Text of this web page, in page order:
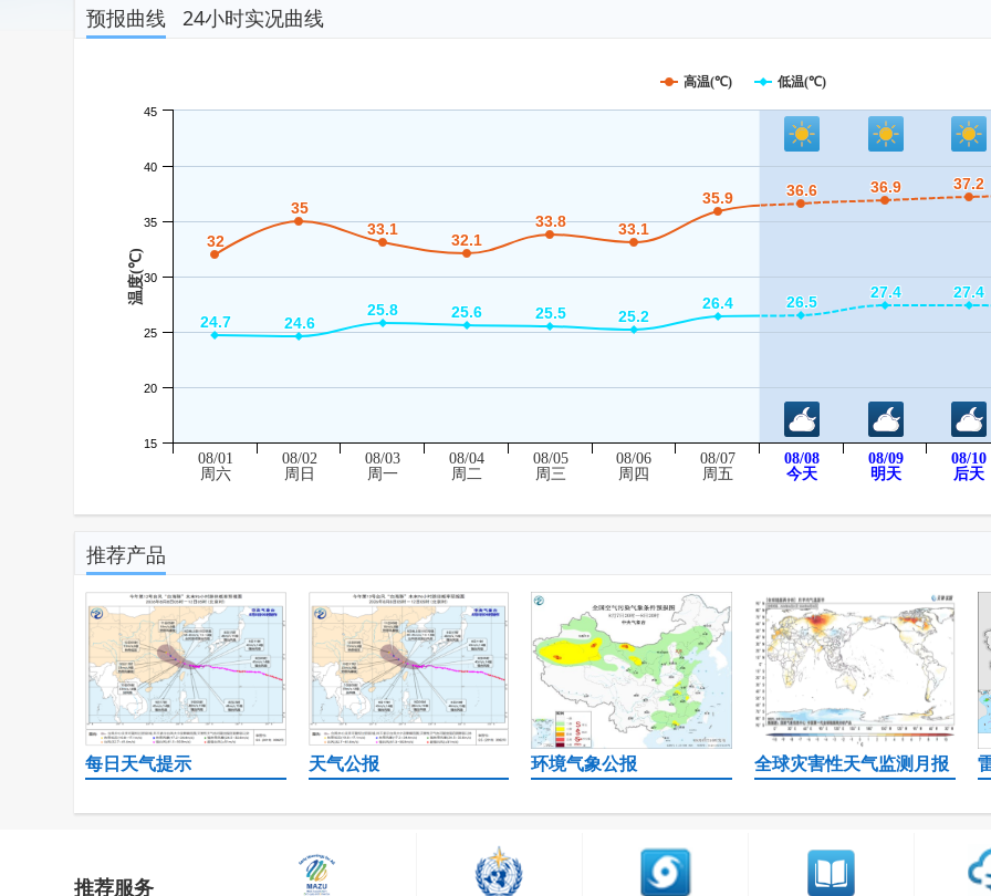
预报曲线 24小时实况曲线
温度(℃)
32
32
35
35
33.1
33.1
32.1
32.1
33.8
33.8 33.1
33.1
35.9
35.9 36.6
36.6 36.9
36.9 37.2
37.2
24.7
24.7 24.6
24.6
25.8
25.8 25.6
25.6 25.5
25.5 25.2
25.2
26.4
26.4 26.5
26.5
27.4
27.4 27.4
27.4
高温(℃) 低温(℃)
15
20
25
30
35
40
45
08/01
周六
08/02
周日
08/03
周一
08/04
周二
08/05
周三
08/06
周四
08/07
周五
08/08
今天
08/09
明天
08/10
后天
推荐产品
每日天气提示 天气公报 环境气象公报 全球灾害性天气监测月报
推荐服务